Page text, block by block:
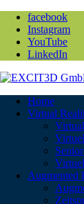
facebook
Instagram
YouTube
LinkedIn
Home
Virtual
Augmented